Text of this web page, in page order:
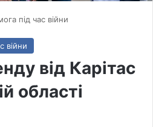
під час війни
війни
від Карітас
області